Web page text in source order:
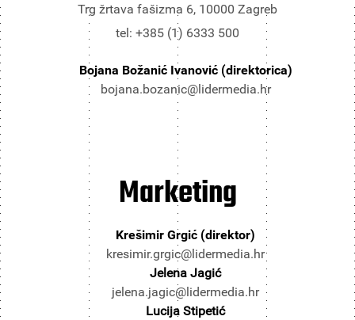
Trg žrtava fašizma 6, 10000 Zagreb
tel: +385 (1) 6333 500
Bojana Božanić Ivanović (direktorica)
bojana.bozanic@lidermedia.hr
Marketing
Krešimir Grgić (direktor)
kresimir.grgic@lidermedia.hr
Jelena Jagić
jelena.jagic@lidermedia.hr
Lucija Stipetić